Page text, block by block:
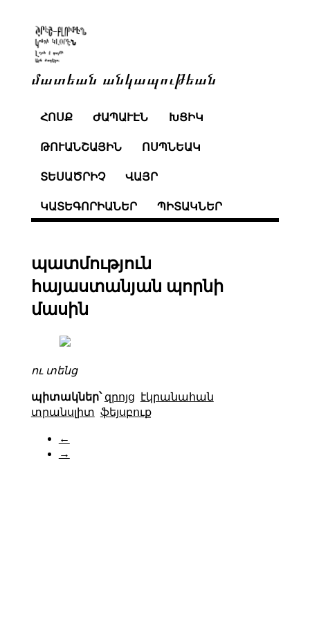
մատեան անկապութեան
ՀՈՍՔ ԺԱՊԱՒԷՆ ԽՑԻԿ
ԹՈՒԱՆՇԱՅԻՆ ՈՍՊՆԵԱԿ
ՏԵՍԱԾՐԻՉ ՎԱՅՐ
ԿԱՏԵԳՈՐԻԱՆԵՐ ՊԻՏԱԿՆԵՐ
պատմություն
հայաստանյան պորնի
մասին
ու տենց
պիտակներ՝ զրոյց
էկրանահան
տրանսլիտ ֆեյսբուք
←
→